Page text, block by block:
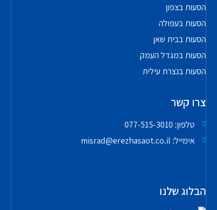
הסעות בצפון
הסעות בעפולה
הסעות בבית שאן
הסעות במגדל העמק
הסעות בנצרת עילית
צרו קשר
טלפון: 077-515-3010
אימייל: misrad@erezhasaot.co.il
הבלוג שלנו